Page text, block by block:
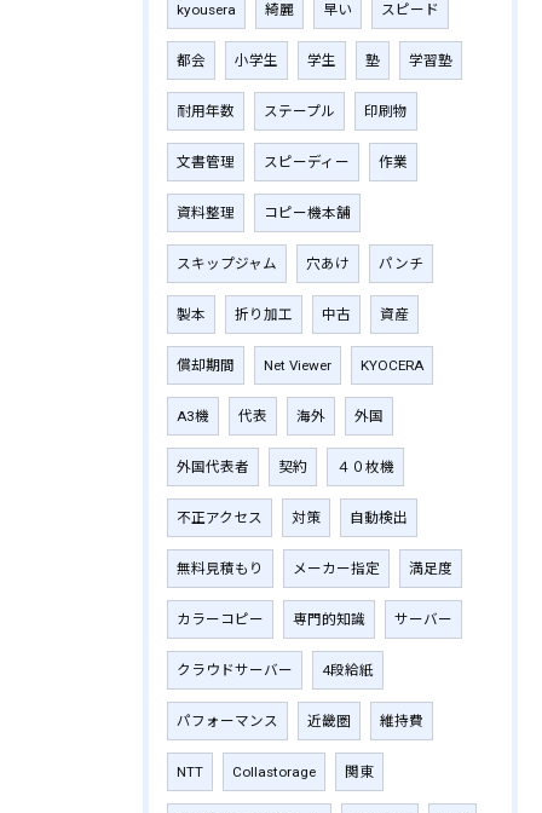
kyousera 綺麗 早い スピード
都会 小学生 学生 塾 学習塾
耐用年数 ステープル 印刷物
文書管理 スピーディー 作業
資料整理 コピー機本舗
スキップジャム 穴あけ パンチ
製本 折り加工 中古 資産
償却期間 Net Viewer KYOCERA
A3機 代表 海外 外国
外国代表者 契約 ４０枚機
不正アクセス 対策 自動検出
無料見積もり メーカー指定 満足度
カラーコピー 専門的知識 サーバー
クラウドサーバー 4段給紙
パフォーマンス 近畿圏 維持費
NTT Collastorage 関東